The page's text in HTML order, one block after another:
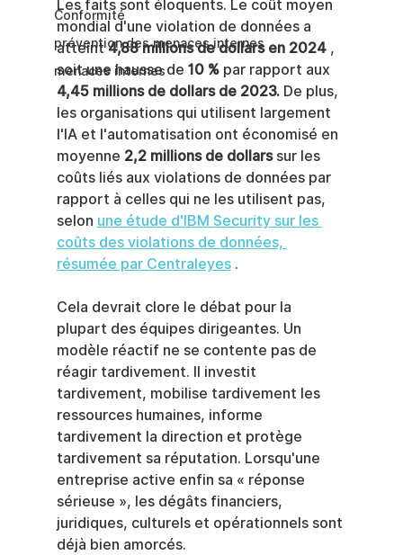
Conformité
prévention des menaces internes
menaces internes
Les faits sont éloquents. Le coût moyen
mondial d'une violation de données a
atteint 4,88 millions de dollars en 2024 ,
soit une hausse de 10 % par rapport aux
4,45 millions de dollars de 2023. De plus,
les organisations qui utilisent largement
l'IA et l'automatisation ont économisé en
moyenne 2,2 millions de dollars sur les
coûts liés aux violations de données par
rapport à celles qui ne les utilisent pas,
selon une étude d'IBM Security sur les
coûts des violations de données,
résumée par Centraleyes .
Cela devrait clore le débat pour la
plupart des équipes dirigeantes. Un
modèle réactif ne se contente pas de
réagir tardivement. Il investit
tardivement, mobilise tardivement les
ressources humaines, informe
tardivement la direction et protège
tardivement sa réputation. Lorsqu'une
entreprise active enfin sa « réponse
sérieuse », les dégâts financiers,
juridiques, culturels et opérationnels sont
déjà bien amorcés.